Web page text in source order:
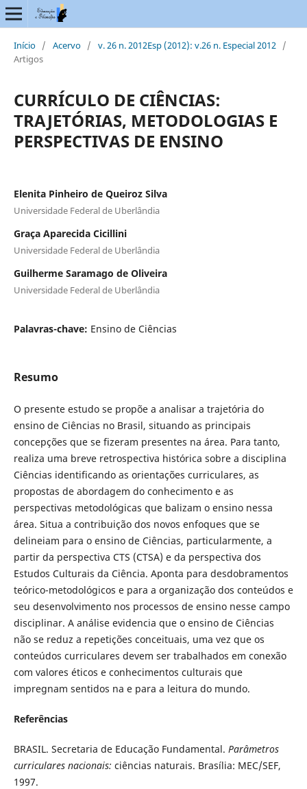
Início / Acervo / v. 26 n. 2012Esp (2012): v.26 n. Especial 2012 /
Artigos
CURRÍCULO DE CIÊNCIAS:
TRAJETÓRIAS, METODOLOGIAS E
PERSPECTIVAS DE ENSINO
Elenita Pinheiro de Queiroz Silva
Universidade Federal de Uberlândia
Graça Aparecida Cicillini
Universidade Federal de Uberlândia
Guilherme Saramago de Oliveira
Universidade Federal de Uberlândia
Palavras-chave: Ensino de Ciências
Resumo
O presente estudo se propõe a analisar a trajetória do
ensino de Ciências no Brasil, situando as principais
concepções que se fizeram presentes na área. Para tanto,
realiza uma breve retrospectiva histórica sobre a disciplina
Ciências identificando as orientações curriculares, as
propostas de abordagem do conhecimento e as
perspectivas metodológicas que balizam o ensino nessa
área. Situa a contribuição dos novos enfoques que se
delineiam para o ensino de Ciências, particularmente, a
partir da perspectiva CTS (CTSA) e da perspectiva dos
Estudos Culturais da Ciência. Aponta para desdobramentos
teórico-metodológicos e para a organização dos conteúdos e
seu desenvolvimento nos processos de ensino nesse campo
disciplinar. A análise evidencia que o ensino de Ciências
não se reduz a repetições conceituais, uma vez que os
conteúdos curriculares devem ser trabalhados em conexão
com valores éticos e conhecimentos culturais que
impregnam sentidos na e para a leitura do mundo.
Referências
BRASIL. Secretaria de Educação Fundamental. Parâmetros
curriculares nacionais: ciências naturais. Brasília: MEC/SEF,
1997.